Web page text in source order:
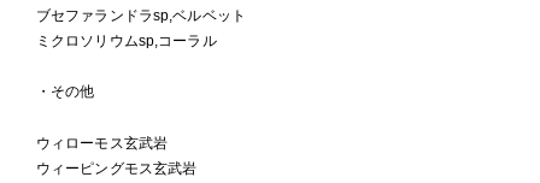
ブセファランドラsp,ベルベット
ミクロソリウムsp,コーラル
・その他
ウィローモス玄武岩
ウィーピングモス玄武岩